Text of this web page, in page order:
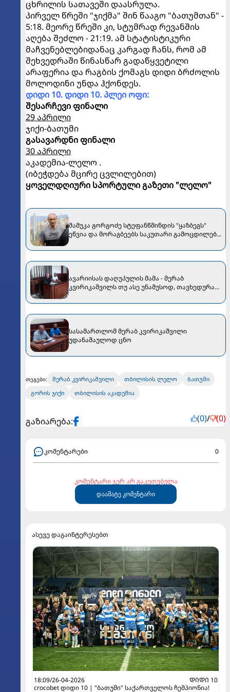
ცხრილის სათავეში დაასრულა.
პირველ წრეში "ჯიქმა" შინ წააგო "ბათუმთან" -
5:18. მეორე წრეში კი, სტუმრად რევანშის
აღება შეძლო - 21:19. ამ სტატისტიკური
მაჩვენებლებიდანაც კარგად ჩანს, რომ ამ
შეხვედრაში წინასწარ გადაწყვეტილი
არაფერია და რაგბის ქომაგს დიდი ბრძოლის
მოლოდინი უნდა ჰქონდეს.
დიდი 10. დიდი 10. პლეი ოფი:
შესარჩევი ფინალი
29 აპრილი
ჯიქი-ბათუმი
გასავარდნი ფინალი
30 აპრილი
აკადემია-ლელო .
(იბეჭდება მცირე ცვლილებით)
ყოველდღიური სპორტული გაზეთი "ლელო"
მამუკა გორგოძე სტეფანწმინდის "ყაზბეგს"
ეწვია და მორაგბეებს საკუთარი გამოცდილება
ავარიისას დაღუპულის მამა - მერაბ
კვირიკაშვილს თუ ასე უნამუსოდ, თავხედურად
სასამართლომ მერაბ კვირიკაშვილი
უდანაშაულოდ ცნო
თეგები: მერაბ კვირიკაშვილი თბილისის ლელო
ბათუმი
გორის ჯიქი
თბილისის აკადემია
გაზიარება: (0)/ (0)
კომენტარები 0
კომენტარი ჯერ არ გაკეთებულა
დაამატე კომენტარი
ასევე დაგაინტერესებთ
18:09/26-04-2026
ᲓᲘᲓᲘ 10
crocobet დიდი 10 | "ბათუმი" საქართველოს ჩემპიონია!